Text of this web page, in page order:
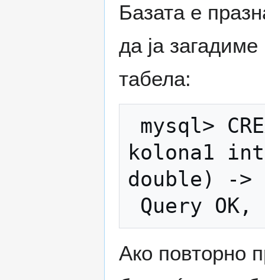
Базата е
да ја
табела:
kolona1
double) ->
Ако повторно